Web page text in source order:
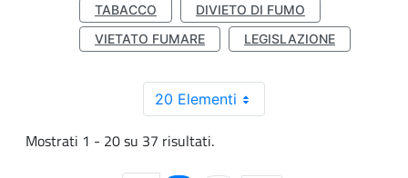
TABACCO
DIVIETO DI FUMO
VIETATO FUMARE
LEGISLAZIONE
20 Elementi
Mostrati 1 - 20 su 37 risultati.